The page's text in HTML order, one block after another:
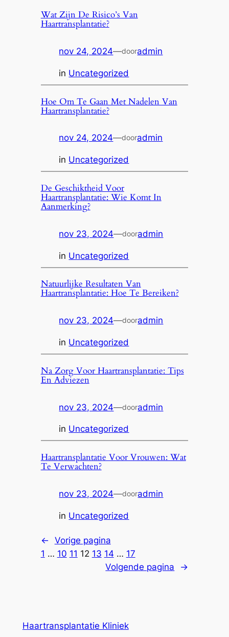
Wat Zijn De Risico’s Van
Haartransplantatie?
nov 24, 2024—dooradmin
in Uncategorized
Hoe Om Te Gaan Met Nadelen Van
Haartransplantatie?
nov 24, 2024—dooradmin
in Uncategorized
De Geschiktheid Voor
Haartransplantatie: Wie Komt In
Aanmerking?
nov 23, 2024—dooradmin
in Uncategorized
Natuurlijke Resultaten Van
Haartransplantatie: Hoe Te Bereiken?
nov 23, 2024—dooradmin
in Uncategorized
Na Zorg Voor Haartransplantatie: Tips
En Adviezen
nov 23, 2024—dooradmin
in Uncategorized
Haartransplantatie Voor Vrouwen: Wat
Te Verwachten?
nov 23, 2024—dooradmin
in Uncategorized
← Vorige pagina
1 … 10 11 12 13 14 … 17
Volgende pagina
→
Haartransplantatie Kliniek